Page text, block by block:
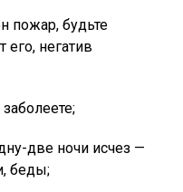
пожар, будьте
его, негатив
две ночи исчез —
беды;